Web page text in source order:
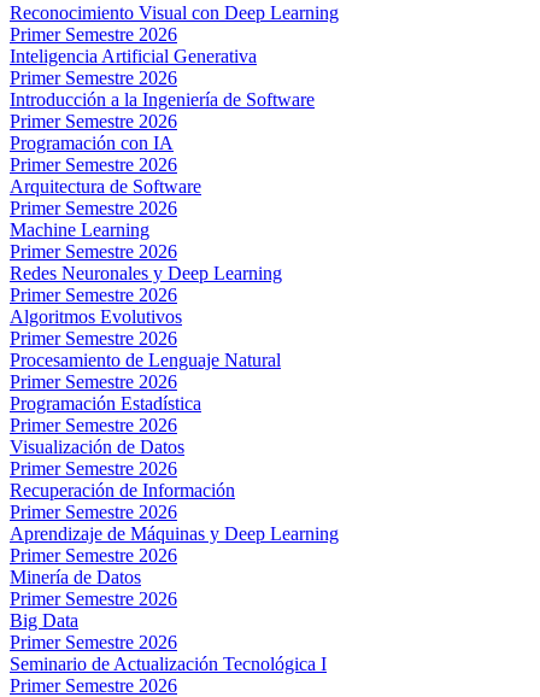
Reconocimiento Visual con Deep Learning
Primer Semestre 2026
Inteligencia Artificial Generativa
Primer Semestre 2026
Introducción a la Ingeniería de Software
Primer Semestre 2026
Programación con IA
Primer Semestre 2026
Arquitectura de Software
Primer Semestre 2026
Machine Learning
Primer Semestre 2026
Redes Neuronales y Deep Learning
Primer Semestre 2026
Algoritmos Evolutivos
Primer Semestre 2026
Procesamiento de Lenguaje Natural
Primer Semestre 2026
Programación Estadística
Primer Semestre 2026
Visualización de Datos
Primer Semestre 2026
Recuperación de Información
Primer Semestre 2026
Aprendizaje de Máquinas y Deep Learning
Primer Semestre 2026
Minería de Datos
Primer Semestre 2026
Big Data
Primer Semestre 2026
Seminario de Actualización Tecnológica I
Primer Semestre 2026